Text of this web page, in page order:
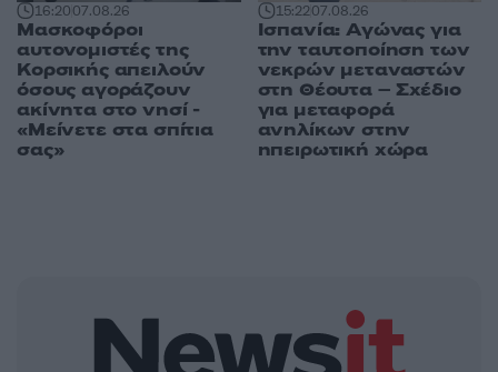
16:2007.08.26
Μασκοφόροι
αυτονομιστές της
Κορσικής απειλούν
όσους αγοράζουν
ακίνητα στο νησί -
«Μείνετε στα σπίτια
σας»
15:2207.08.26
Ισπανία: Αγώνας για
την ταυτοποίηση των
νεκρών μεταναστών
στη Θέουτα – Σχέδιο
για μεταφορά
ανηλίκων στην
ηπειρωτική χώρα